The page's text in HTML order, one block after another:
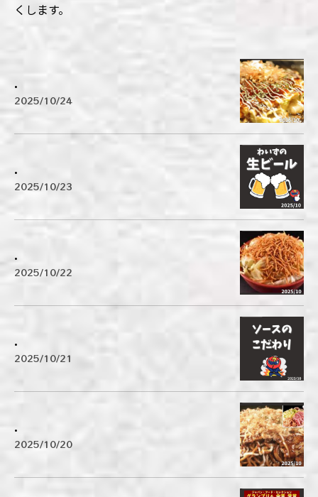
くします。
.
2025/10/24
.
2025/10/23
.
2025/10/22
.
2025/10/21
.
2025/10/20